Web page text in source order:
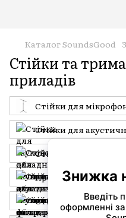
Каталог SoundsGood
Стійки та
приладів
Стійки для
Стійки для
Стійки для мікшерів
Проміжні стійки
Стійки та тримачі